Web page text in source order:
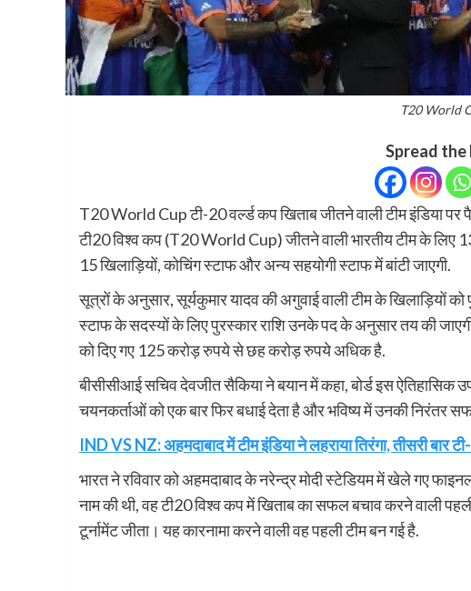
T20 World
Spread the
T20 World Cup टी-20 वर्ल्ड कप खिताब जीतने वाली टीम इंडिया पर
टी20 विश्व कप (T20 World Cup) जीतने वाली भारतीय टीम के लिए
15 खिलाड़ियों, कोचिंग स्टाफ और अन्य सहयोगी स्टाफ में बांटी जाएगी.
सूत्रों के अनुसार, सूर्यकुमार यादव की अगुवाई वाली टीम के खिलाड़ियों
स्टाफ के सदस्यों के लिए पुरस्कार राशि उनके पद के अनुसार तय की जाएगी.
को दिए गए 125 करोड़ रुपये से छह करोड़ रुपये अधिक है.
बीसीसीआई सचिव देवजीत सैकिया ने बयान में कहा, बोर्ड इस ऐतिहासिक
चयनकर्ताओं को एक बार फिर बधाई देता है और भविष्य में उनकी निरंतर
IND VS NZ: अहमदाबाद में टीम इंडिया ने लहराया तिरंगा, तीसरी बार
भारत ने रविवार को अहमदाबाद के नरेन्द्र मोदी स्टेडियम में खेले गए
नाम की थी, वह टी20 विश्व कप में खिताब का सफल बचाव करने वाली
टूर्नामेंट जीता। यह कारनामा करने वाली वह पहली टीम बन गई है.